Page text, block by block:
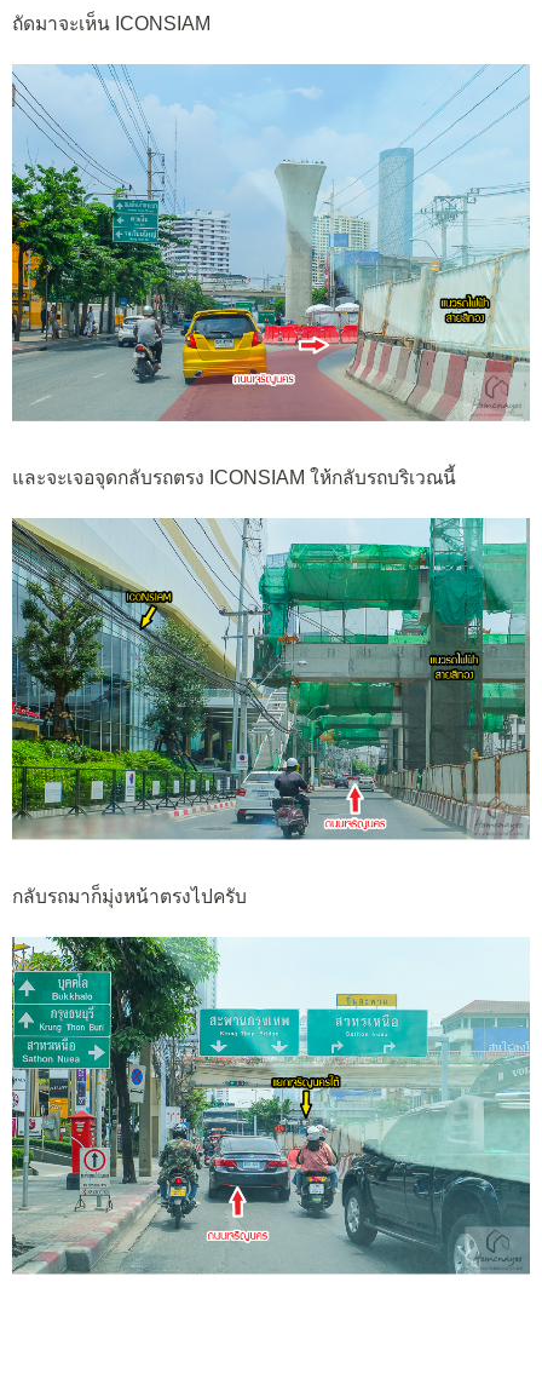
ถัดมาจะเห็น ICONSIAM
และจะเจอจุดกลับรถตรง ICONSIAM ให้กลับรถบริเวณนี้
กลับรถมาก็มุ่งหน้าตรงไปครับ